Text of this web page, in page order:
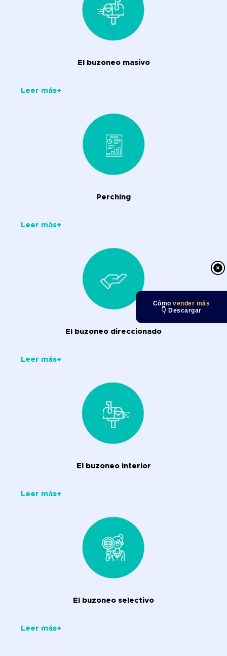
Cómovender más
👇 Descargar
El buzoneo masivo
Leer más+
Perching
Leer más+
El buzoneo direccionado
Leer más+
El buzoneo interior
Leer más+
El buzoneo selectivo
Leer más+